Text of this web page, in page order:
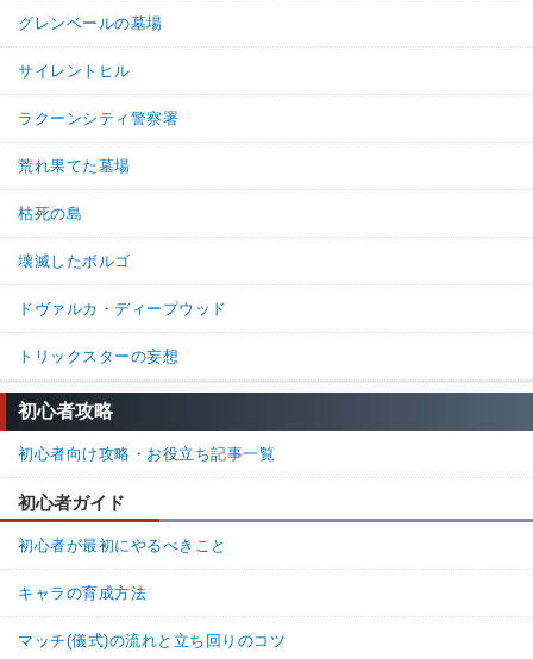
グレンベールの墓場
サイレントヒル
ラクーンシティ警察署
荒れ果てた墓場
枯死の島
壊滅したボルゴ
ドヴァルカ・ディープウッド
トリックスターの妄想
初心者攻略
初心者向け攻略・お役立ち記事一覧
初心者ガイド
初心者が最初にやるべきこと
キャラの育成方法
マッチ(儀式)の流れと立ち回りのコツ